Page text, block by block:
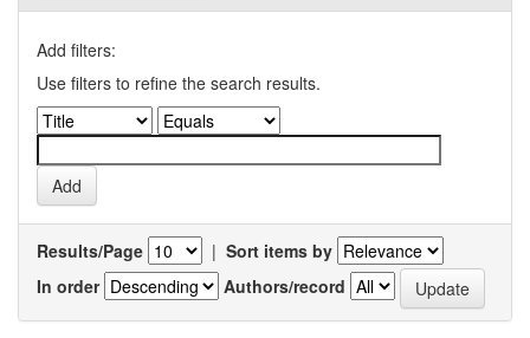
Add filters:
Use filters to refine the search results.
Results/Page | Sort items by
In order
Authors/record